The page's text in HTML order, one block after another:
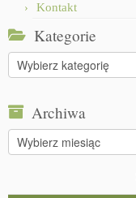
Kontakt
Kategorie
Kategorie
Archiwa
Archiwa